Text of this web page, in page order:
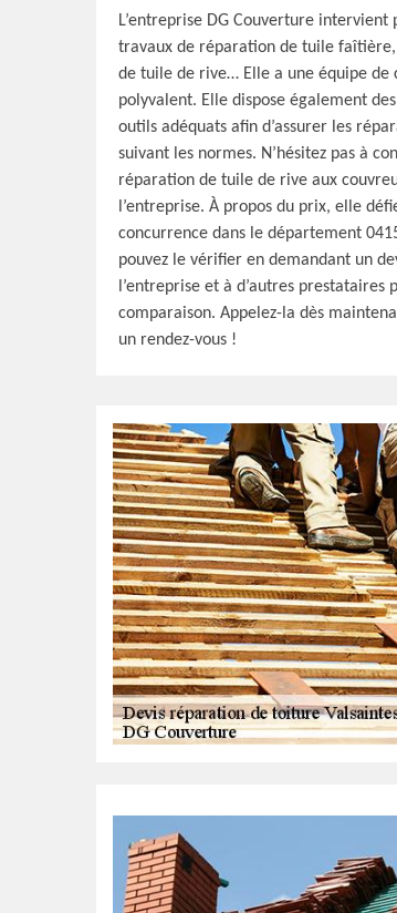
L’entreprise DG Couverture intervient
travaux de réparation de tuile
de tuile de rive… Elle a une équipe de
polyvalent. Elle dispose également
outils adéquats afin d’assurer les
suivant les normes. N’hésitez pas à
réparation de tuile de rive aux
l’entreprise. À propos du prix, elle
concurrence dans le département
pouvez le vérifier en demandant un
l’entreprise et à d’autres prestataires
comparaison. Appelez-la dès
un rendez-vous !